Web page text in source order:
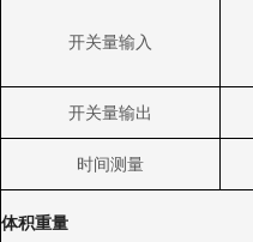
开关量输入
开关量输出
时间测量
体积重量